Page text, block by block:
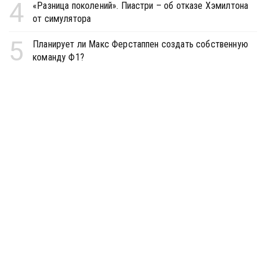
4
«Разница поколений». Пиастри – об отказе Хэмилтона
от симулятора
5
Планирует ли Макс Ферстаппен создать собственную
команду Ф1?